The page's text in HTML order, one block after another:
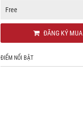
Free
ĐĂNG KÝ MUA
ĐIỂM NỔI BẬT